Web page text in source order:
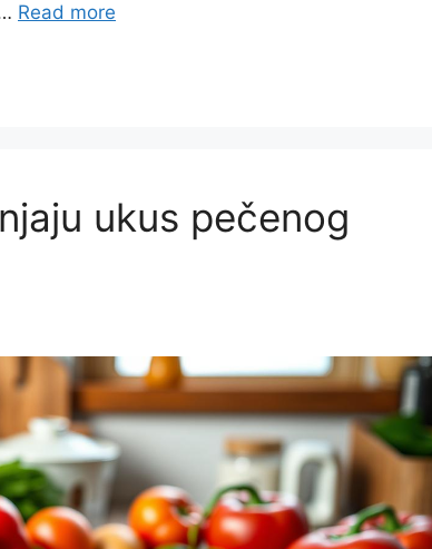
Read more
ukus pečenog